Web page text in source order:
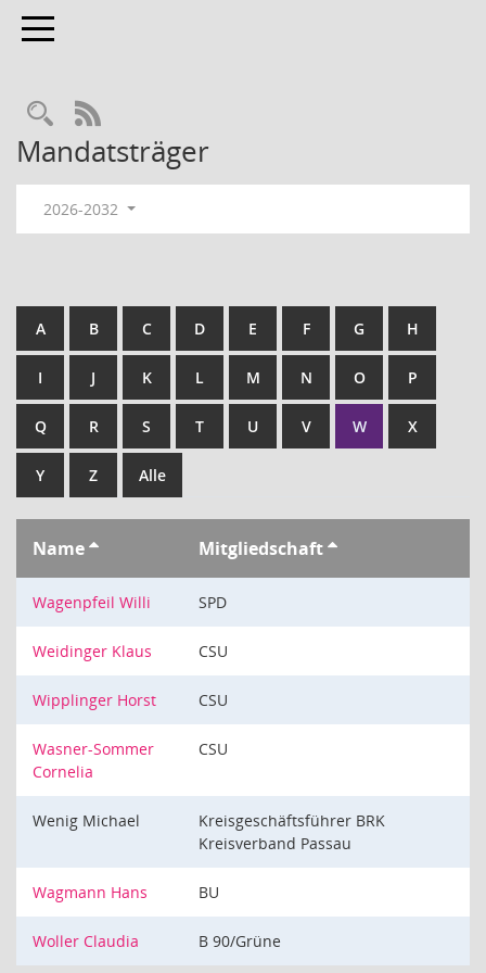
Toggle navigation
RSS-Feed
Mandatsträger
2026-2032
A B C D E F G H
I J K L M N O P
Q R S T U V W X
Y Z Alle
Name Mitgliedschaft
Wagenpfeil Willi SPD
Weidinger Klaus CSU
Wipplinger Horst CSU
Wasner-Sommer
Cornelia
CSU
Wenig Michael
Kreisgeschäftsführer BRK
Kreisverband Passau
Wagmann Hans BU
Woller Claudia B 90/Grüne